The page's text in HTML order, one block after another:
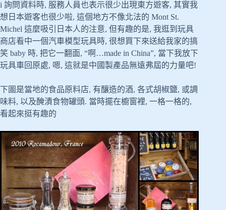
i 詢問資料時, 服務人員也表示很少出現東方遊客, 其實我
想日本遊客也很少啦, 這個地方不像北法的 Mont St.
Michel 這麼吸引日本人的注意, 但有趣的是, 我逛到玩具
商店看中一個汽車模型玩具時, 很想買下來送給我家的搞
笑 baby 時, 把它一翻面, “啊…made in China”, 當下我放下
玩具車回原處, 嗯, 這就是中國製產品無遠弗屆的力量吧!
下圖是當地的食品原料店, 有釀造的酒, 各式胡椒鹽, 或調
味料, 以及醃漬食物罐頭. 當時擺在櫥窗裡, 一格一格的,
看起來挺有趣的